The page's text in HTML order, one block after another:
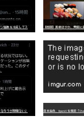
【朗報】美樹さやか、愛国に
ろうが問題ない」 日本生命、OpenAIを提訴「